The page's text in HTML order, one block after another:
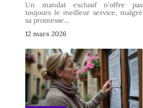
Un mandat exclusif n'offre pas
toujours le meilleur service, malgré
sa promesse…
12 mars 2026